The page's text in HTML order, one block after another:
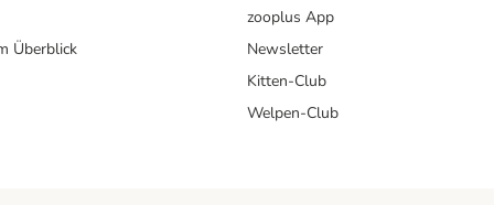
Überblick
zooplus App
Newsletter
Kitten-Club
Welpen-Club